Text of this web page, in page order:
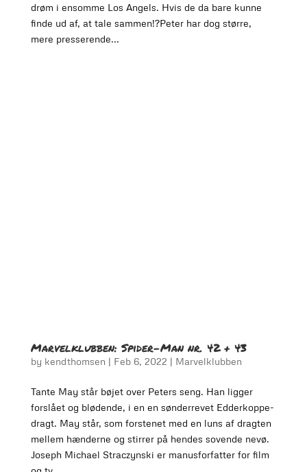
drøm i ensomme Los Angels. Hvis de da bare kunne
finde ud af, at tale sammen!?Peter har dog større,
mere presserende...
Marvelklubben: Spider-Man nr. 42 + 43
by kendthomsen | Feb 6, 2022 | Marvelklubben
Tante May står bøjet over Peters seng. Han ligger
forslået og blødende, i en en sønderrevet Edderkoppe-
dragt. May står, som forstenet med en luns af dragten
mellem hænderne og stirrer på hendes sovende nevø.
Joseph Michael Straczynski er manusforfatter for film